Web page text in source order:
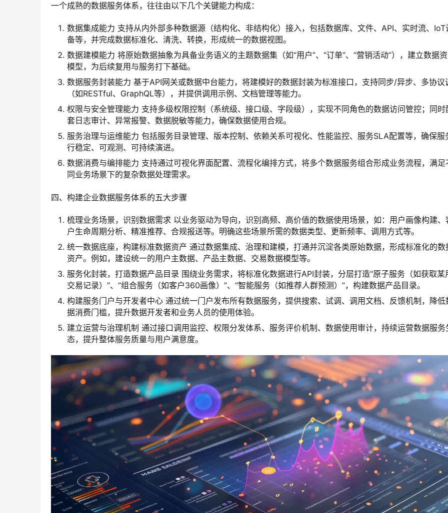
一个成熟的数据服务体系，往往由以下几个关键能力构成：
数据集成能力 支持从内外部多种数据源（结构化、非结构化）接入，包括数据库、文件、API、实时流、IoT
备等，并完成数据标准化、清洗、转换，形成统一的数据视图。
数据建模能力 将原始数据抽象为具备业务语义的主题数据集（如“用户”、“订单”、“营销活动”），建立数据
模型，为后续复用与服务打下基础。
数据服务封装能力 基于API网关或数据中台能力，将建模好的数据封装为标准接口，支持同步/异步、多协议
（如RESTful、GraphQL等），并提供调用示例、文档管理等能力。
权限与安全管理能力 支持多级权限控制（系统级、接口级、字段级），实现不同角色的数据访问管控；同时
套日志审计、异常报警、数据脱敏等能力，确保数据使用合规。
服务治理与运维能力 包括服务目录管理、版本控制、依赖关系可视化、性能监控、服务SLA配置等，确保服
行稳定、可观测、可持续演进。
数据消费与编排能力 支持通过可视化界面配置、流程化编排方式，将多个数据服务组合形成业务流程，满足
同业务场景下的复杂数据处理需求。
四、构建企业数据服务体系的五大步骤
梳理业务场景，识别数据需求 以业务驱动为导向，识别高频、高价值的数据使用场景，如：用户画像构建、
户生命周期分析、精准推荐、合规报送等。明确这些场景所需的数据类型、更新频率、调用方式等。
统一数据底座，构建标准数据资产 通过数据集成、治理和建模，打通并沉淀各类原始数据，形成标准化的数
资产。例如，建设统一的用户主数据、产品主数据、交易数据模型等。
服务化封装，打造数据产品目录 围绕业务需求，将标准化数据进行API封装，分层打造“原子服务（如获取某
交易记录）”、“组合服务（如客户360画像）”、“智能服务（如推荐人群预测）”，构建数据产品目录。
构建服务门户与开发者中心 通过统一门户发布所有数据服务，提供搜索、试调、调用文档、反馈机制，降低
据消费门槛，提升数据开发者和业务人员的使用体验。
建立运营与治理机制 通过接口调用监控、权限分发体系、服务评价机制、数据使用审计，持续运营数据服务
态，提升整体服务质量与用户满意度。